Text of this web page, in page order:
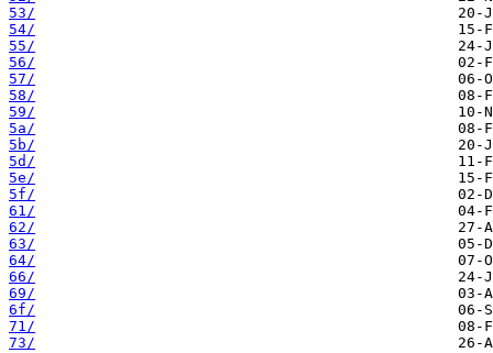
53/
54/
55/
56/
57/
58/
59/
5a/
5b/
5d/
5e/
5f/
61/
62/
63/
64/
66/
69/
6f/
71/
73/